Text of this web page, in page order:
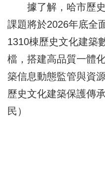
據了解，哈市歷
課題將於2026年底全
1310棟歷史文化建築
檔，搭建高品質一體
築信息動態監管與資
歷史文化建築保護傳
民）